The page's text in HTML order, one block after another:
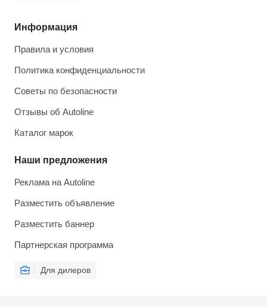
Информация
Правила и условия
Политика конфиденциальности
Советы по безопасности
Отзывы об Autoline
Каталог марок
Наши предложения
Реклама на Autoline
Разместить объявление
Разместить баннер
Партнерская программа
Для дилеров